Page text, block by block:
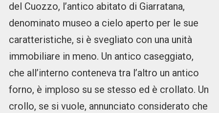
del Cuozzo, l’antico abitato di Giarratana,
denominato museo a cielo aperto per le sue
caratteristiche, si è svegliato con una unità
immobiliare in meno. Un antico caseggiato,
che all’interno conteneva tra l’altro un antico
forno, è imploso su se stesso ed è crollato. Un
crollo, se si vuole, annunciato considerato che